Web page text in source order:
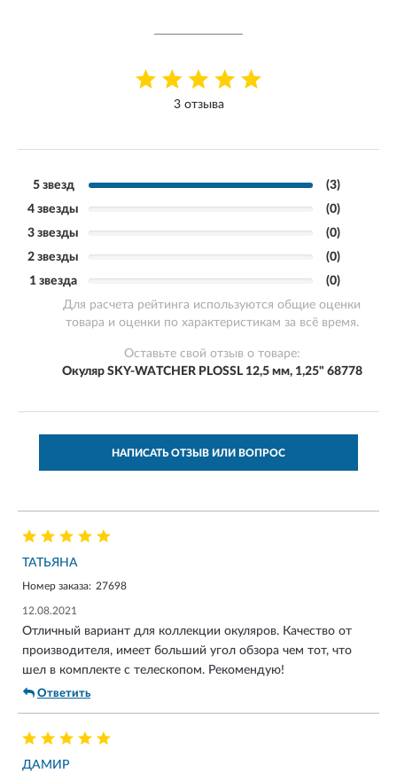
3 отзыва
5 звезд
(3)
4 звезды
(0)
3 звезды
(0)
2 звезды
(0)
1 звезда
(0)
Для расчета рейтинга используются общие оценки
товара и оценки по характеристикам за всё время.
Оставьте свой отзыв о товаре:
Окуляр SKY-WATCHER PLOSSL 12,5 мм, 1,25" 68778
НАПИСАТЬ ОТЗЫВ ИЛИ ВОПРОС
ТАТЬЯНА
Номер заказа: 27698
12.08.2021
Отличный вариант для коллекции окуляров. Качество от
производителя, имеет больший угол обзора чем тот, что
шел в комплекте с телескопом. Рекомендую!
Ответить
ДАМИР